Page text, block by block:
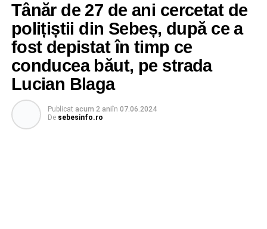
Tânăr de 27 de ani cercetat de
polițiștii din Sebeș, după ce a
fost depistat în timp ce
conducea băut, pe strada
Lucian Blaga
Publicat acum 2 aniîn 07.06.2024
De sebesinfo.ro